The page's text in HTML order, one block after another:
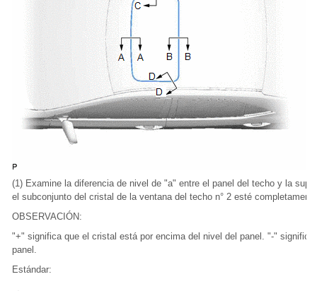
(1) Examine la diferencia de nivel de "a" entre el panel del techo y la
el subconjunto del cristal de la ventana del techo n° 2 esté
OBSERVACIÓN:
"+" significa que el cristal está por encima del nivel del panel. "-"
panel.
Estándar: